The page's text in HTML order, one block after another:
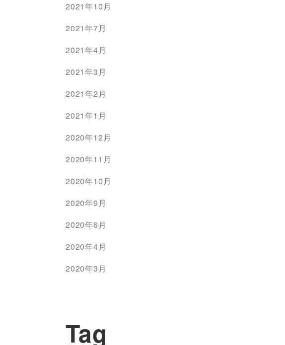
2021年10月
2021年7月
2021年4月
2021年3月
2021年2月
2021年1月
2020年12月
2020年11月
2020年10月
2020年9月
2020年6月
2020年4月
2020年3月
Tag